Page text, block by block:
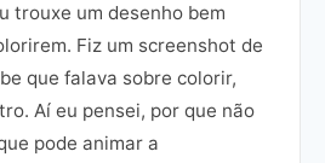
trouxe um desenho bem
Fiz um screenshot de
que falava sobre colorir,
Aí eu pensei, por que não
pode animar a